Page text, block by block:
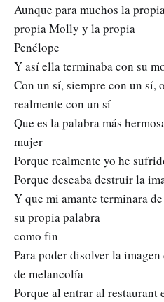
Aunque para muchos la
propia Molly y la propia
Penélope
Y así ella terminaba con su
Con un sí, siempre con un sí,
realmente con un sí
Que es la palabra más
mujer
Porque realmente yo he
Porque deseaba destruir la
Y que mi amante terminara
su propia palabra
como fin
Para poder disolver la
de melancolía
Porque al entrar al restaurant